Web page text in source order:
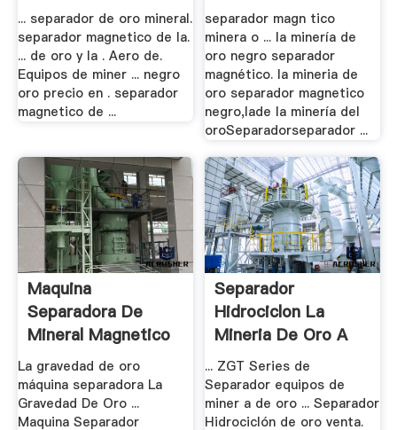
... separador de oro mineral.
separador magnetico de la.
... de oro y la . Aero de.
Equipos de miner ... negro
oro precio en . separador
magnetico de ...
separador magn tico
minera o ... la minería de
oro negro separador
magnético. la mineria de
oro separador magnetico
negro,lade la minería del
oroSeparadorseparador ...
Maquina
Separadora De
Mineral Magnetico
Fiable .
La gravedad de oro
máquina separadora La
Gravedad De Oro ...
Maquina Separador
Separador
Hidrociclon La
Mineria De Oro A
La Venta
... ZGT Series de
Separador equipos de
miner a de oro ... Separador
Hidrociclón de oro venta.